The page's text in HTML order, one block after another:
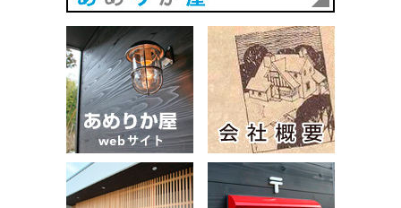
あめりか屋WEBサイト